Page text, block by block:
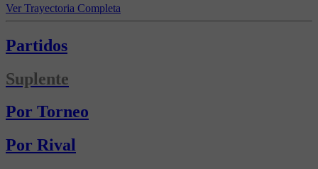
Ver Trayectoria Completa
Partidos
Suplente
Por Torneo
Por Rival